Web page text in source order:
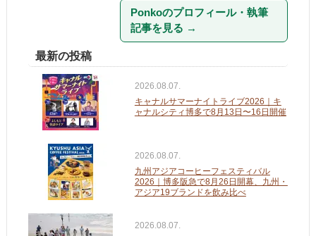
Ponkoのプロフィール・執筆
記事を見る →
最新の投稿
2026.08.07.
キャナルサマーナイトライブ2026｜キ
ャナルシティ博多で8月13日〜16日開催
2026.08.07.
九州アジアコーヒーフェスティバル
2026｜博多阪急で8月26日開幕、九州・
アジア19ブランドを飲み比べ
2026.08.07.